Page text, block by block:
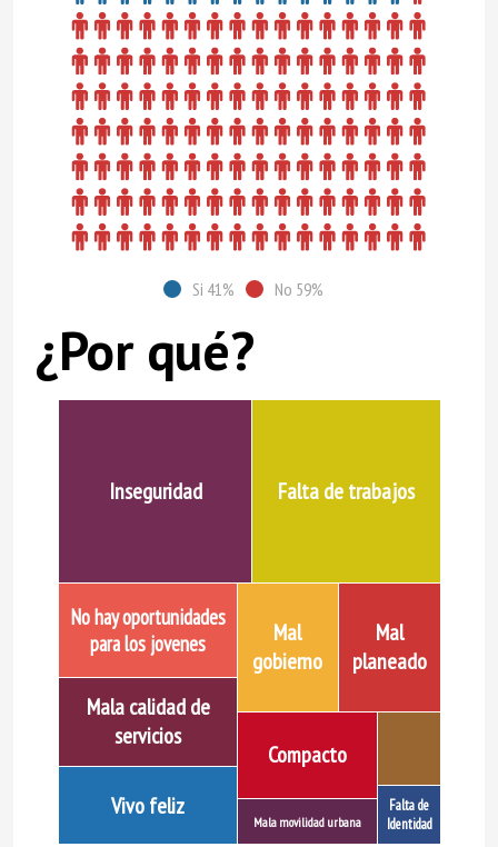
Si 41% No 59%
¿Por qué?
Inseguridad
No hay oportunidades
para los jovenes
Falta de trabajos
Mal
gobierno
Mala calidad de
servicios
Mal
planeado
Compacto
Vivo feliz
Mala movilidad urbana
Falta de
Identidad